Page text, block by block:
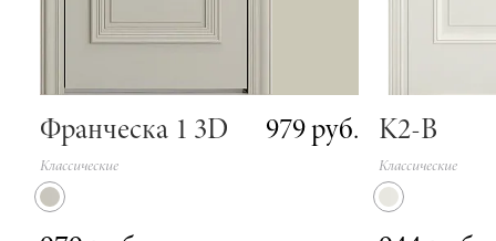
Франческа 1 3D 979 руб.
Классические
K2-B
Классические